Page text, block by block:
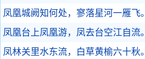
凤凰城阙知何处，寥落星河一雁飞。
凤凰台上凤凰游，凤去台空江自流。
凤林关里水东流，白草黄榆六十秋。